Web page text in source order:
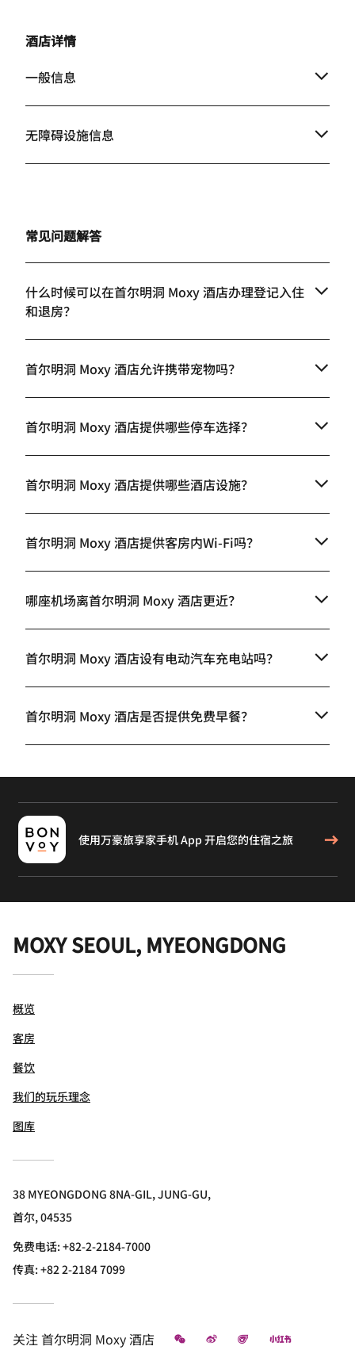
酒店详情
一般信息
无障碍设施信息
常见问题解答
什么时候可以在首尔明洞 Moxy 酒店办理登记入住
和退房？
首尔明洞 Moxy 酒店允许携带宠物吗？
首尔明洞 Moxy 酒店提供哪些停车选择？
首尔明洞 Moxy 酒店提供哪些酒店设施？
首尔明洞 Moxy 酒店提供客房内Wi-Fi吗？
哪座机场离首尔明洞 Moxy 酒店更近？
首尔明洞 Moxy 酒店设有电动汽车充电站吗？
首尔明洞 Moxy 酒店是否提供免费早餐？
使用万豪旅享家手机 App 开启您的住宿之旅
MOXY SEOUL, MYEONGDONG
概览
客房
餐饮
我们的玩乐理念
图库
38 MYEONGDONG 8NA-GIL, JUNG-GU,
首尔, 04535
免费电话:+82-2-2184-7000
传真:+82 2-2184 7099
关注首尔明洞 Moxy 酒店 微信 微博 飞猪 小红书